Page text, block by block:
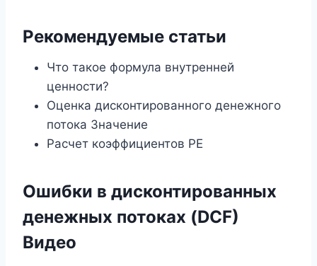
Рекомендуемые статьи
Что такое формула внутренней
ценности?
Оценка дисконтированного денежного
потока Значение
Расчет коэффициентов PE
Ошибки в дисконтированных
денежных потоках (DCF)
Видео